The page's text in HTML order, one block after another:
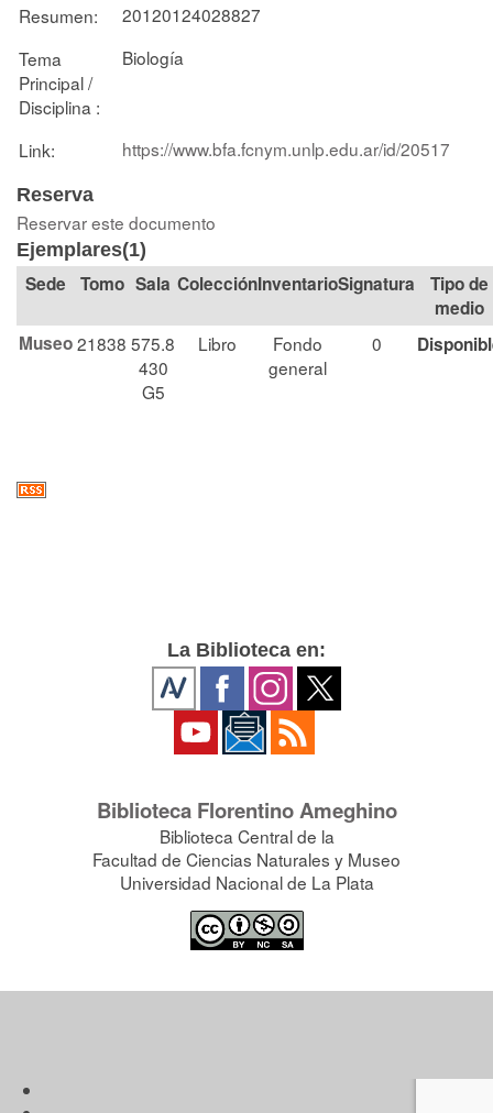
Resumen:
20120124028827
Tema
Principal /
Disciplina :
Biología
Link: https://www.bfa.fcnym.unlp.edu.ar/id/20517
Reserva
Reservar este documento
Ejemplares(1)
Tomo Sala Colección Signatura
Tipo de
medio
Museo21838 575.8
430
G5
Libro
Fondo
general
0
La Biblioteca en:
Biblioteca Florentino Ameghino
Biblioteca Central de la
Facultad de Ciencias Naturales y Museo
Universidad Nacional de La Plata